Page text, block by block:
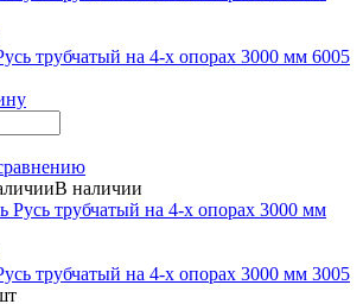
трубчатый на 4-х опорах 3000 мм 6005
В наличии
трубчатый на 4-х опорах 3000 мм 3005